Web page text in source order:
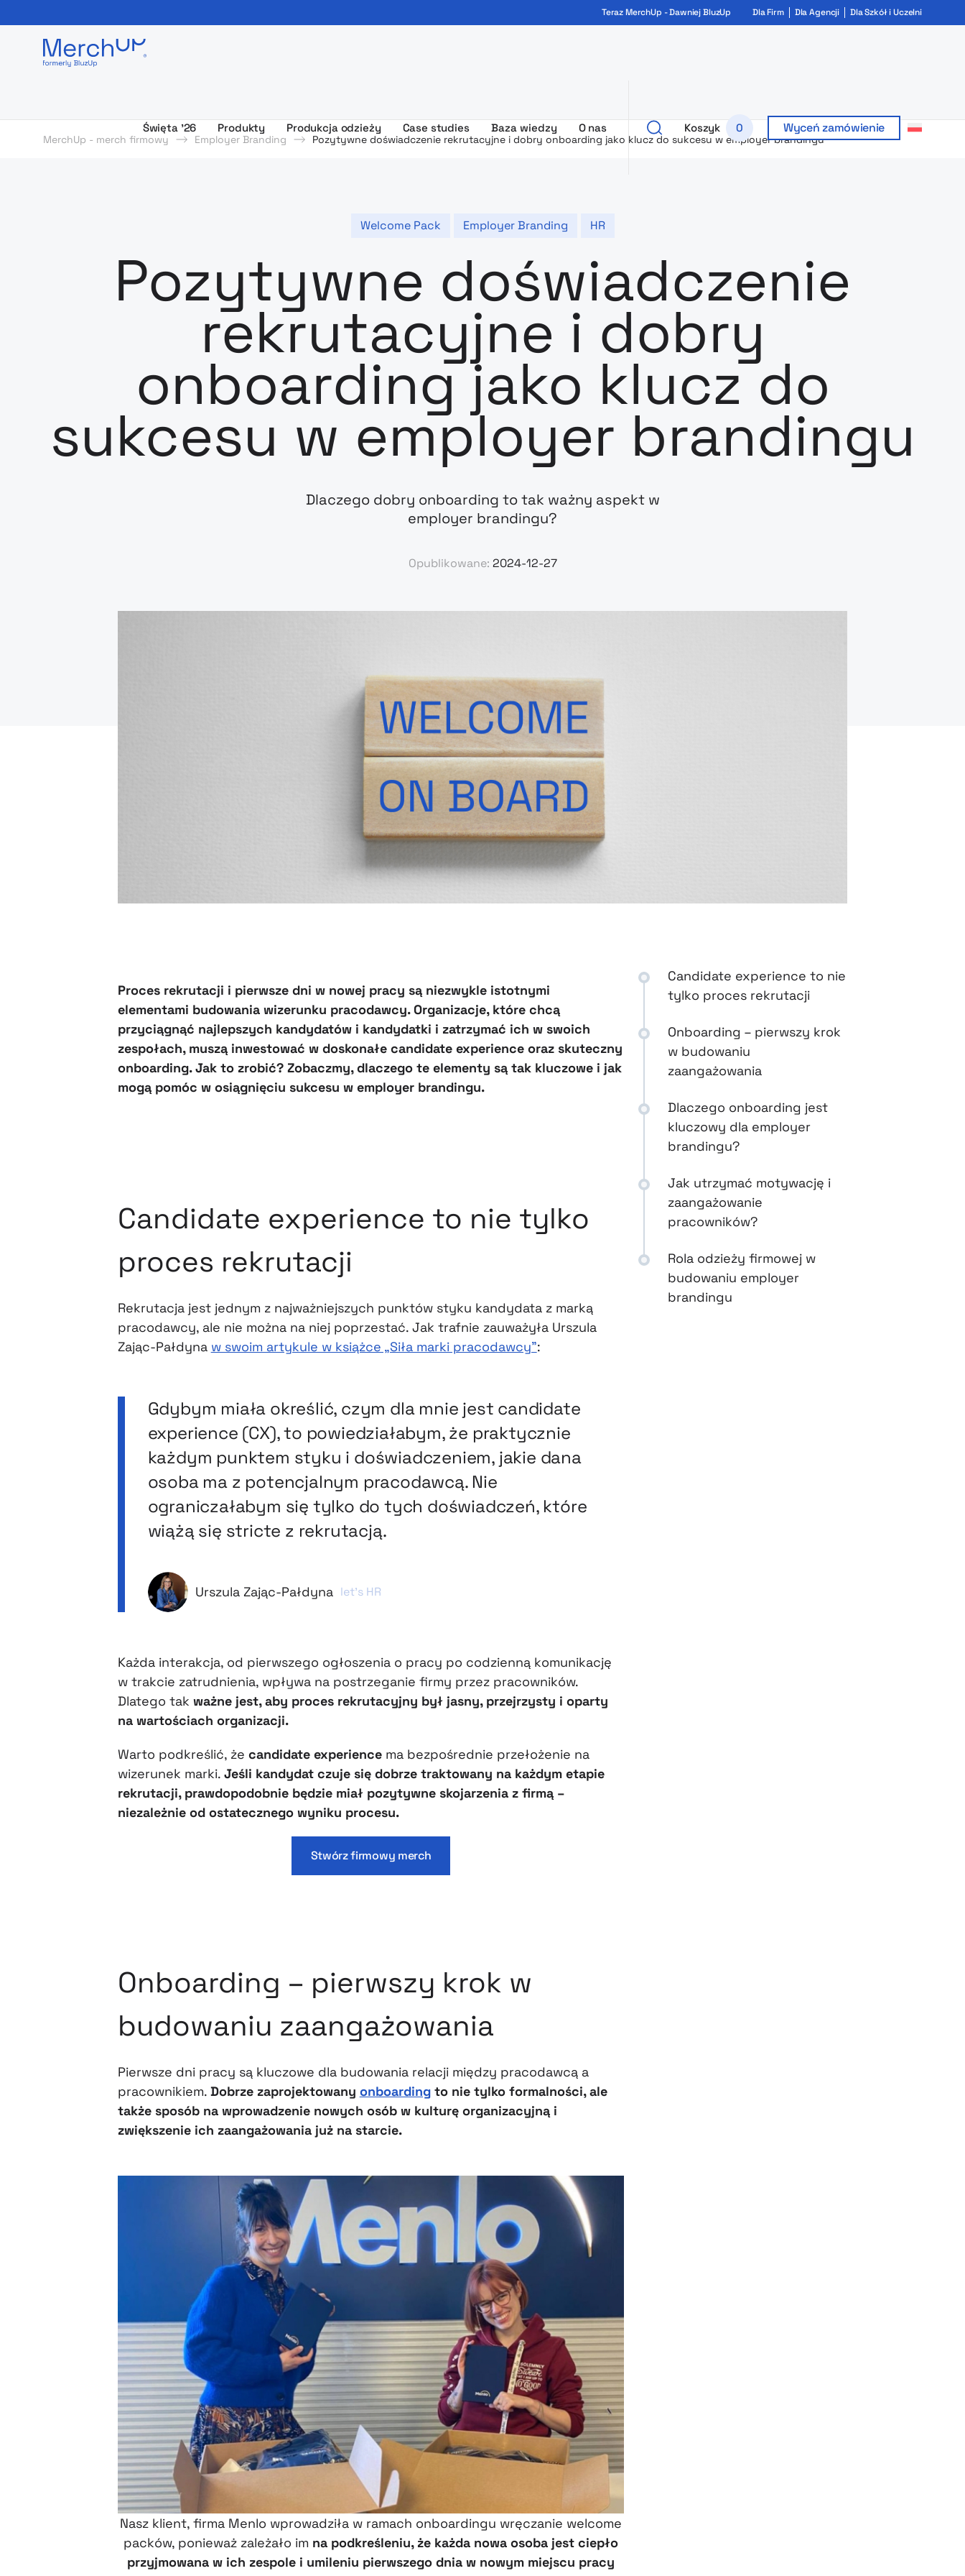
Teraz MerchUp - Dawniej BluzUp Dla Firm Dla Agencji Dla Szkół i Uczelni
Odzież reklamowa z nadrukiem i gadżety firmowe z logo - MerchUp
Święta ’26 Produkty Produkcja odzieży Case studies Baza wiedzy O nas Koszyk 0 Wyceń zamówienie
MerchUp - merch firmowy Employer Branding Pozytywne doświadczenie rekrutacyjne i dobry onboarding jako klucz do sukcesu w employer brandingu
Welcome Pack Employer Branding HR
Pozytywne doświadczenie
rekrutacyjne i dobry
onboarding jako klucz do
sukcesu w employer brandingu
Dlaczego dobry onboarding to tak ważny aspekt w
employer brandingu?
Opublikowane: 2024-12-27
Candidate experience to nie
tylko proces rekrutacji
Onboarding – pierwszy krok
w budowaniu
zaangażowania
Dlaczego onboarding jest
kluczowy dla employer
brandingu?
Jak utrzymać motywację i
zaangażowanie
pracowników?
Rola odzieży firmowej w
budowaniu employer
brandingu
Proces rekrutacji i pierwsze dni w nowej pracy są niezwykle istotnymi
elementami budowania wizerunku pracodawcy. Organizacje, które chcą
przyciągnąć najlepszych kandydatów i kandydatki i zatrzymać ich w swoich
zespołach, muszą inwestować w doskonałe candidate experience oraz skuteczny
onboarding. Jak to zrobić? Zobaczmy, dlaczego te elementy są tak kluczowe i jak
mogą pomóc w osiągnięciu sukcesu w employer brandingu.
Candidate experience to nie tylko
proces rekrutacji
Rekrutacja jest jednym z najważniejszych punktów styku kandydata z marką
pracodawcy, ale nie można na niej poprzestać. Jak trafnie zauważyła Urszula
Zając-Pałdyna w swoim artykule w książce „Siła marki pracodawcy”:
Gdybym miała określić, czym dla mnie jest candidate
experience (CX), to powiedziałabym, że praktycznie
każdym punktem styku i doświadczeniem, jakie dana
osoba ma z potencjalnym pracodawcą. Nie
ograniczałabym się tylko do tych doświadczeń, które
wiążą się stricte z rekrutacją.
Urszula Zając-Pałdyna let’s HR
Każda interakcja, od pierwszego ogłoszenia o pracy po codzienną komunikację
w trakcie zatrudnienia, wpływa na postrzeganie firmy przez pracowników.
Dlatego tak ważne jest, aby proces rekrutacyjny był jasny, przejrzysty i oparty
na wartościach organizacji.
Warto podkreślić, że candidate experiencema bezpośrednie przełożenie na
wizerunek marki. Jeśli kandydat czuje się dobrze traktowany na każdym etapie
rekrutacji, prawdopodobnie będzie miał pozytywne skojarzenia z firmą –
niezależnie od ostatecznego wyniku procesu.
Stwórz firmowy merch
Onboarding – pierwszy krok w
budowaniu zaangażowania
Pierwsze dni pracy są kluczowe dla budowania relacji między pracodawcą a
pracownikiem. Dobrze zaprojektowany onboardingto nie tylko formalności, ale
także sposób na wprowadzenie nowych osób w kulturę organizacyjną i
zwiększenie ich zaangażowania już na starcie.
Nasz klient, firma Menlo wprowadziła w ramach onboardingu wręczanie welcome
packów, ponieważ zależało im na podkreśleniu, że każda nowa osoba jest ciepło
przyjmowana w ich zespole i umileniu pierwszego dnia w nowym miejscu pracy